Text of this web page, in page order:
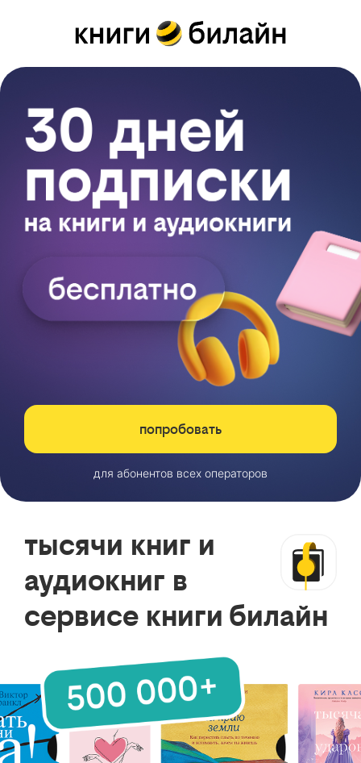
попробовать
для абонентов всех операторов
тысячи книг и
аудиокниг в
сервисе книги билайн